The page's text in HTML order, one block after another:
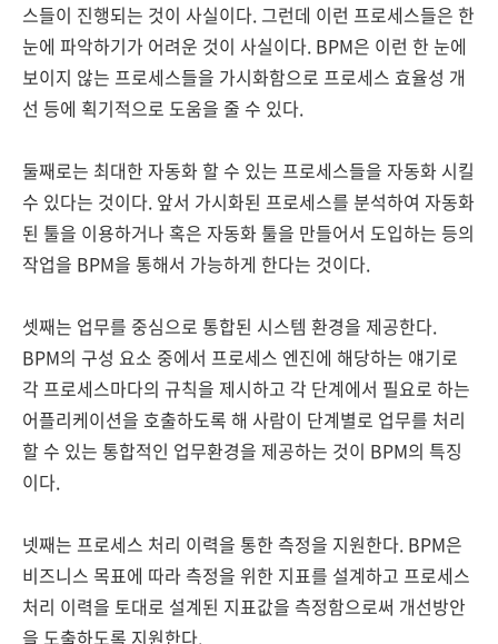
스들이 진행되는 것이 사실이다. 그런데 이런 프로세스들은 한
눈에 파악하기가 어려운 것이 사실이다. BPM은 이런 한 눈에
보이지 않는 프로세스들을 가시화함으로 프로세스 효율성 개
선 등에 획기적으로 도움을 줄 수 있다.
둘째로는 최대한 자동화 할 수 있는 프로세스들을 자동화 시킬
수 있다는 것이다. 앞서 가시화된 프로세스를 분석하여 자동화
된 툴을 이용하거나 혹은 자동화 툴을 만들어서 도입하는 등의
작업을 BPM을 통해서 가능하게 한다는 것이다.
셋째는 업무를 중심으로 통합된 시스템 환경을 제공한다.
BPM의 구성 요소 중에서 프로세스 엔진에 해당하는 얘기로
각 프로세스마다의 규칙을 제시하고 각 단계에서 필요로 하는
어플리케이션을 호출하도록 해 사람이 단계별로 업무를 처리
할 수 있는 통합적인 업무환경을 제공하는 것이 BPM의 특징
이다.
넷째는 프로세스 처리 이력을 통한 측정을 지원한다. BPM은
비즈니스 목표에 따라 측정을 위한 지표를 설계하고 프로세스
처리 이력을 토대로 설계된 지표값을 측정함으로써 개선방안
을 도출하도록 지원한다.